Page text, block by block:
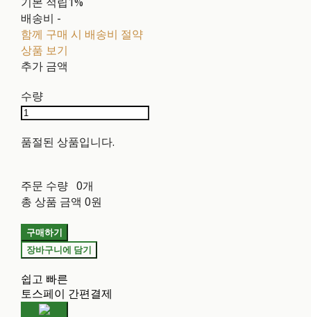
배송비 -
함께 구매 시 배송비 절약
상품 보기
추가 금액
수량
품절된 상품입니다.
주문 수량 0개
총 상품 금액 0원
구매하기
장바구니에 담기
쉽고 빠른
토스페이 간편결제